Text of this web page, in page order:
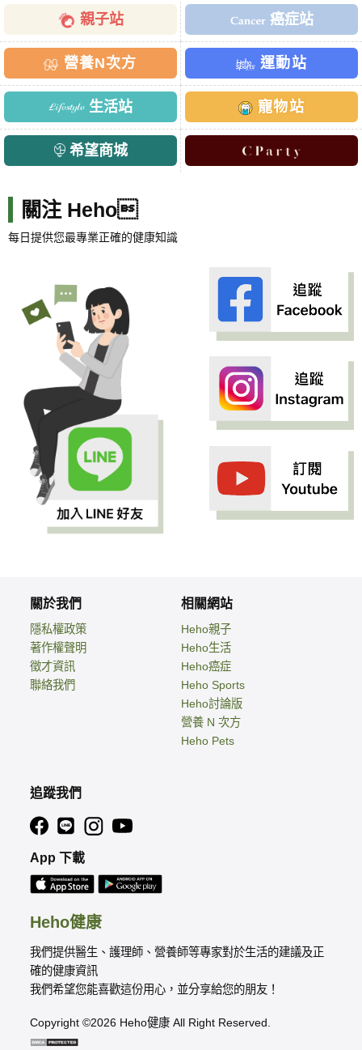
親子站 癌症站
營養N次方 運動站
生活站 寵物站
希望商城
關注 Heho
每日提供您最專業正確的健康知識
Heho健康
我們提供醫生、護理師、營養師等專家對於生活的建議及正
確的健康資訊
我們希望您能喜歡這份用心，並分享給您的朋友！
Copyright ©2026 Heho健康 All Right Reserved.
關於我們
隱私權政策
著作權聲明
徵才資訊
聯絡我們
相關網站
Heho親子
Heho生活
Heho癌症
Heho Sports
Heho討論版
營養 N 次方
Heho Pets
追蹤我們
App 下載